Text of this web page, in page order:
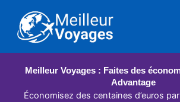
contenu
Meilleur Voyages : Faites des
Advantage
Économisez des centaines d’euros